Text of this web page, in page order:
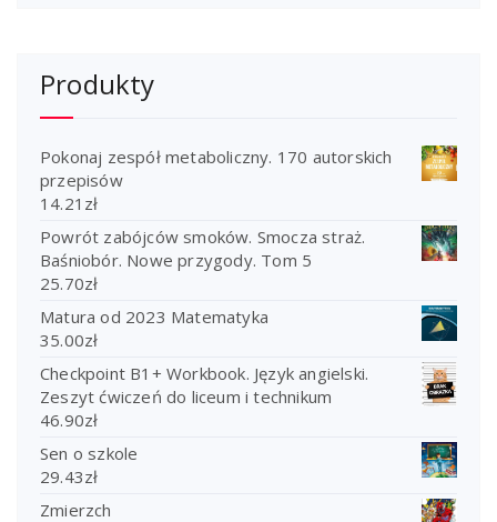
Produkty
Pokonaj zespół metaboliczny. 170 autorskich
przepisów
14.21 zł
Powrót zabójców smoków. Smocza straż.
Baśniobór. Nowe przygody. Tom 5
25.70zł
Matura od 2023 Matematyka
35.00zł
Checkpoint B1+ Workbook. Język angielski.
Zeszyt ćwiczeń do liceum i technikum
46.90zł
Sen o szkole
29.43zł
Zmierzch